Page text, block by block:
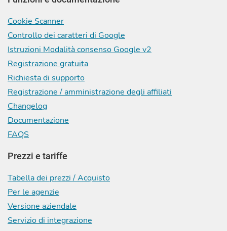
Cookie Scanner
Controllo dei caratteri di Google
Istruzioni Modalità consenso Google v2
Registrazione gratuita
Richiesta di supporto
Registrazione / amministrazione degli affiliati
Changelog
Documentazione
FAQS
Prezzi e tariffe
Tabella dei prezzi / Acquisto
Per le agenzie
Versione aziendale
Servizio di integrazione